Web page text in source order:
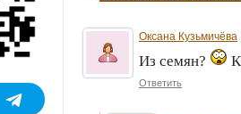
Оксана Кузьмичёва
Из семян?
Ответить